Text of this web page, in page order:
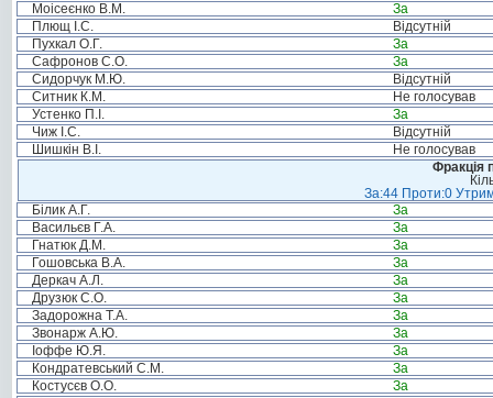
Моісеєнко В.М.
За
Плющ І.С.
Відсутній
Пухкал О.Г.
За
Сафронов С.О.
За
Сидорчук М.Ю.
Відсутній
Ситник К.М.
Не голосував
Устенко П.І.
За
Чиж І.С.
Відсутній
Шишкін В.І.
Не голосував
Фракція
За:44 Проти:0
Білик А.Г.
За
Васильєв Г.А.
За
Гнатюк Д.М.
За
Гошовська В.А.
За
Деркач А.Л.
За
Друзюк С.О.
За
Задорожна Т.А.
За
Звонарж А.Ю.
За
Іоффе Ю.Я.
За
Кондратевський С.М.
За
Костусєв О.О.
За